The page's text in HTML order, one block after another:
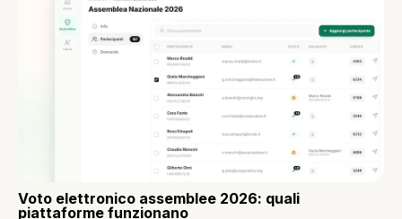
Voto elettronico assemblee 2026: quali
piattaforme funzionano